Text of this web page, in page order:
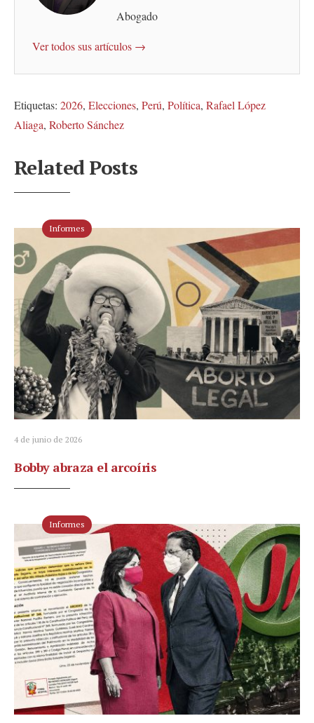
Abogado
Ver todos sus artículos →
Etiquetas: 2026, Elecciones, Perú, Política, Rafael López
Aliaga, Roberto Sánchez
Related Posts
Informes
4 de junio de 2026
Bobby abraza el arcoíris
Informes